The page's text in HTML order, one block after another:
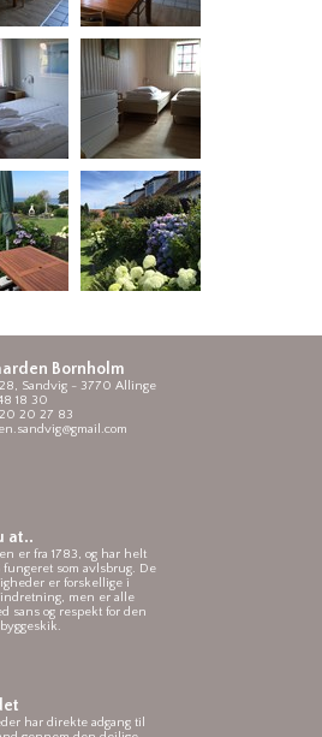
Bornholm
28, Sandvig - 3770 Allinge
18 30
20 20 27 83
at..
er fra 1783, og har helt
fungeret som avlsbrug. De
er forskellige i
indretning, men er alle
sans og respekt for den
har direkte adgang til